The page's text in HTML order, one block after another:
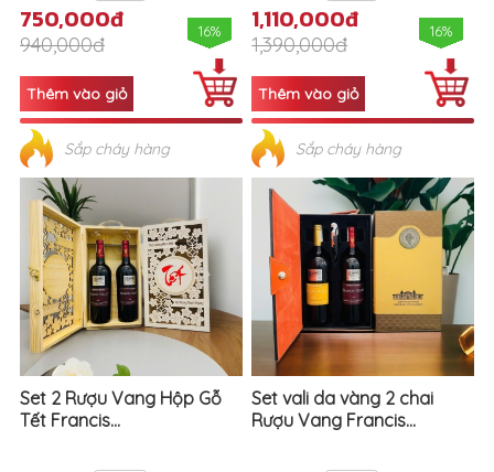
750,000đ
940,000đ
16%
Sắp cháy hàng
1,110,000đ
1,390,000đ
16%
Sắp cháy hàng
Set 2 Rượu Vang Hộp Gỗ
Tết Francis...
Set vali da vàng 2 chai
Rượu Vang Francis...